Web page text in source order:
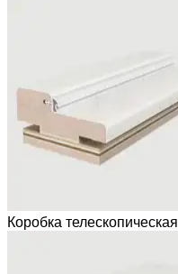
Коробка телескопическая